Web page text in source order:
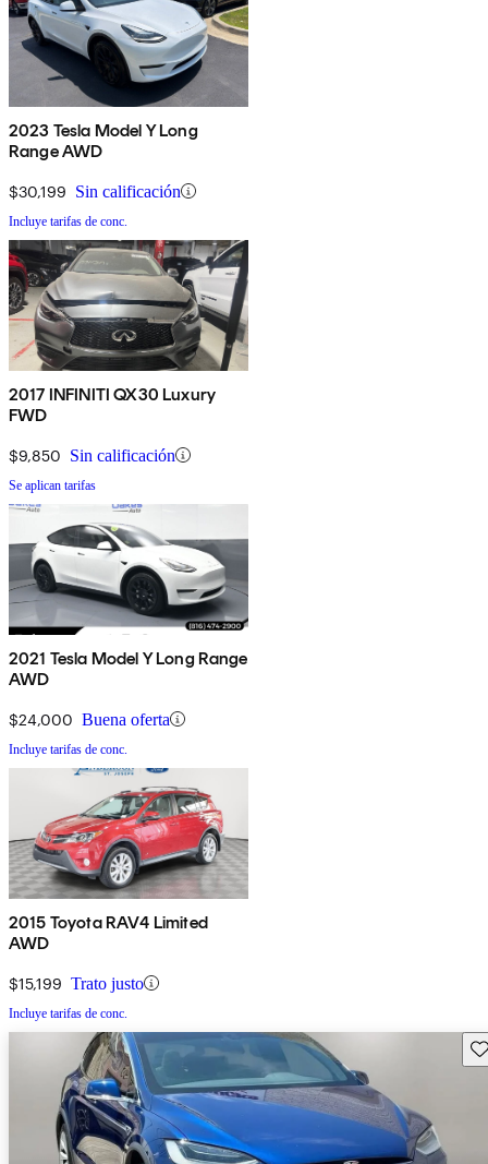
2023 Tesla Model Y Long
Range AWD
$30,199 Sin calificación
Incluye tarifas de conc.
2017 INFINITI QX30 Luxury
FWD
$9,850 Sin calificación
Se aplican tarifas
2021 Tesla Model Y Long Range
AWD
$24,000 Buena oferta
Incluye tarifas de conc.
2015 Toyota RAV4 Limited
AWD
$15,199 Trato justo
Incluye tarifas de conc.